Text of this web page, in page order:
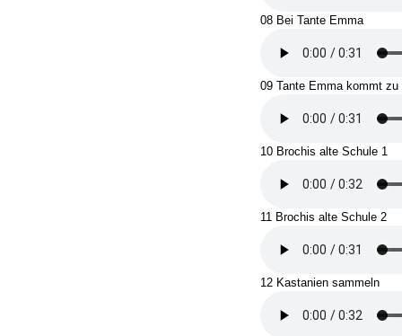
08 Bei Tante Emma
09 Tante Emma kommt zu
10 Brochis alte Schule 1
11 Brochis alte Schule 2
12 Kastanien sammeln